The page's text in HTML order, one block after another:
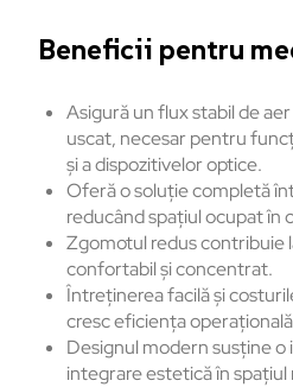
Beneficii pentru
Asigură un flux stabil de
uscat, necesar pentru
și a dispozitivelor optice.
Oferă o soluție completă
reducând spațiul ocupat în
Zgomotul redus contribuie
confortabil și concentrat.
Întreținerea facilă și
cresc eficiența
Designul modern susține o
integrare estetică în spațiul